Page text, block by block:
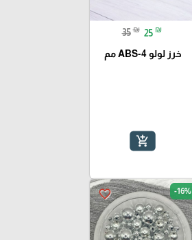
35 ₪ 25 ₪
خرز لولو ABS-4 مم
add_shopping_cart
favorite_border -16%